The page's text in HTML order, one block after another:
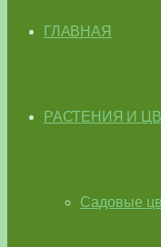
ГЛАВНАЯ
РАСТЕНИЯ И
Садовые